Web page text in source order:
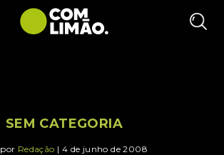
SEM CATEGORIA
por Redação | 4 de junho de 2008